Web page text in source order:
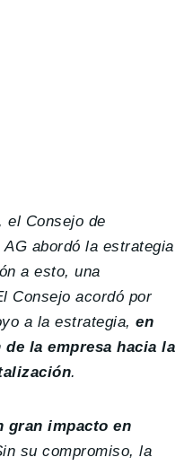
el Consejo de
abordó la estrategia
a esto, una
Consejo acordó por
a la estrategia,en
la empresa hacia la
.
gran impacto en
su compromiso, la